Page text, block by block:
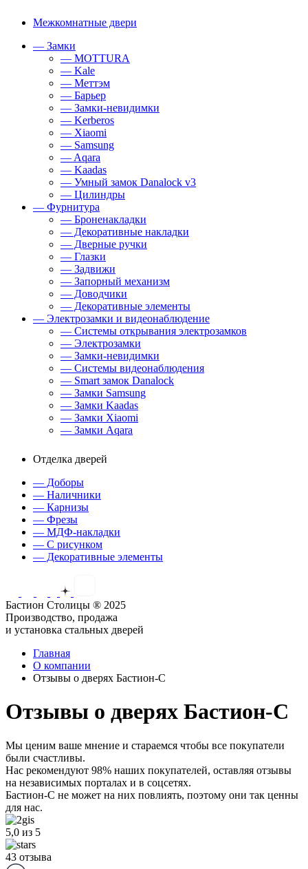
Межкомнатные двери
— Замки
— MOTTURA
— Kale
— Меттэм
— Барьер
— Замки-невидимки
— Kerberos
— Xiaomi
— Samsung
— Aqara
— Kaadas
— Умный замок Danalock v3
— Цилиндры
— Фурнитура
— Броненакладки
— Декоративные накладки
— Дверные ручки
— Глазки
— Задвижи
— Запорный механизм
— Доводчики
— Декоративные элементы
— Электрозамки и видеонаблюдение
— Системы открывания электрозамков
— Электрозамки
— Замки-невидимки
— Системы видеонаблюдения
— Smart замок Danalock
— Замки Samsung
— Замки Kaadas
— Замки Xiaomi
— Замки Aqara
Отделка дверей
— Доборы
— Наличники
— Карнизы
— Фрезы
— МДФ-накладки
— С рисунком
— Декоративные элементы
Бастион Столицы ® 2025
Производство, продажа
и установка стальных дверей
Главная
О компании
Отзывы о дверях Бастион-С
Отзывы о дверях Бастион-С
Мы ценим ваше мнение и стараемся чтобы все покупатели
были счастливы.
Нас рекомендуют 98% наших покупателей, оставляя отзывы
на независимых порталах и в соцсетях.
Бастион-С не может на них повлиять, поэтому они так ценны
для нас.
5,0 из 5
43 отзыва